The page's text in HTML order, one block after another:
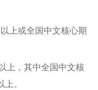
上或全国中文核心期
上，其中全国中文核
。